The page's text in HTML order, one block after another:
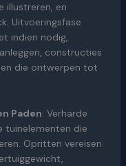
illustreren, en
Uitvoeringsfase
indien nodig,
constructies
die ontwerpen tot
Paden: Verharde
tuinelementen die
Opritten vereisen